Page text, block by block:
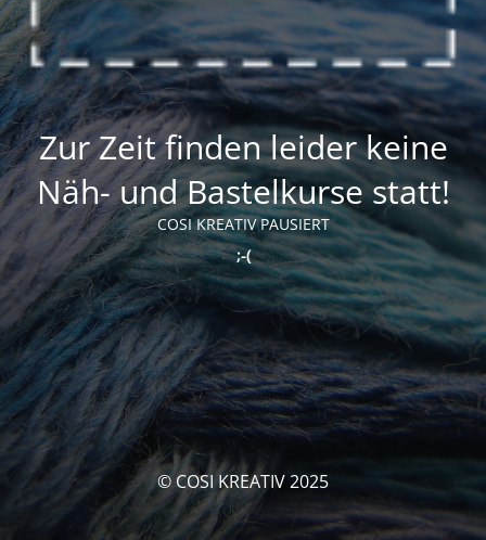
Zur Zeit finden leider keine
Näh- und Bastelkurse statt!
COSI KREATIV PAUSIERT
;-(
© COSI KREATIV 2025